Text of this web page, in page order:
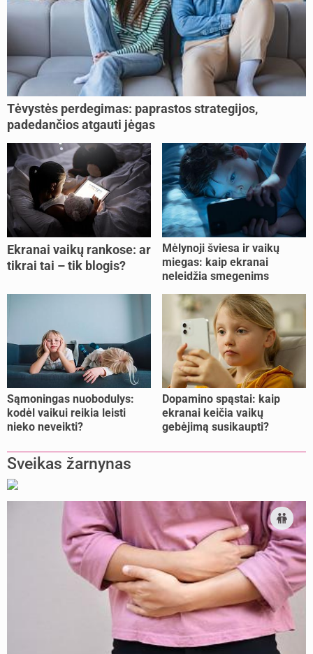
Tėvystės perdegimas: paprastos strategijos,
padedančios atgauti jėgas
Ekranai vaikų rankose: ar
tikrai tai – tik blogis?
Mėlynoji šviesa ir vaikų
miegas: kaip ekranai
neleidžia smegenims
Sąmoningas nuobodulys:
kodėl vaikui reikia leisti
nieko neveikti?
Dopamino spąstai: kaip
ekranai keičia vaikų
gebėjimą susikaupti?
Sveikas žarnynas